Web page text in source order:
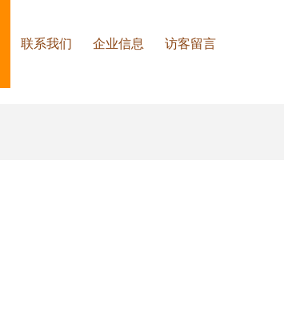
联系我们 企业信息 访客留言